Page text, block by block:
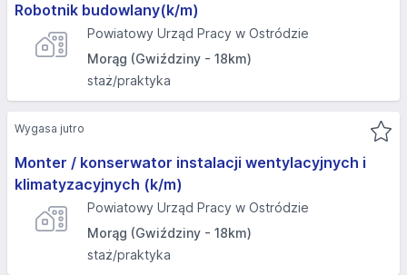
Robotnik budowlany(k/m)
Powiatowy Urząd Pracy w Ostródzie
Morąg (Gwiździny - 18km)
staż/praktyka
Monter / konserwator instalacji wentylacyjnych i
klimatyzacyjnych (k/m)
Powiatowy Urząd Pracy w Ostródzie
Morąg (Gwiździny - 18km)
staż/praktyka
Wygasa jutro